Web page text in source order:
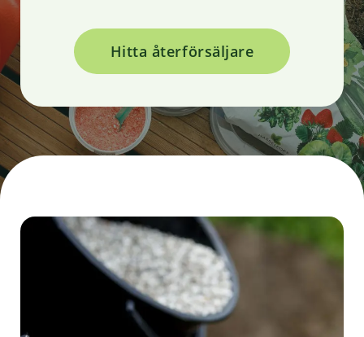
Hitta återförsäljare